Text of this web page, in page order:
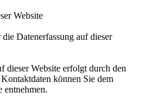
Website
Datenerfassung auf dieser
dieser Website erfolgt durch den
können Sie dem
entnehmen.